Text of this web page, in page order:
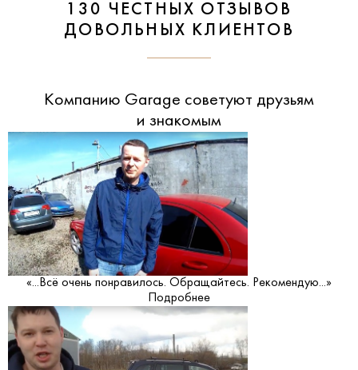
130 ЧЕСТНЫХ ОТЗЫВОВ
ДОВОЛЬНЫХ КЛИЕНТОВ
Компанию Garage советуют друзьям
и знакомым
«...Всё очень понравилось. Обращайтесь. Рекомендую...»
Подробнее